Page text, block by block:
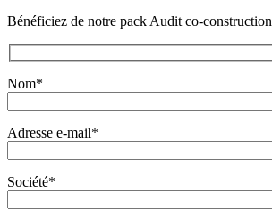
Bénéficiez de notre pack Audit co-construction
Nom*
Adresse e-mail*
Société*